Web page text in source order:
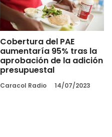
Cobertura del PAE
aumentaría 95% tras la
aprobación de la adición
presupuestal
Caracol Radio 14/07/2023